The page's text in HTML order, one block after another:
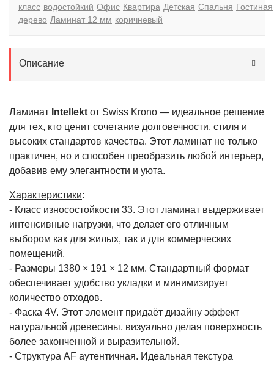
класс водостойкий Офис Квартира Детская Спальня Гостиная
дерево Ламинат 12 мм коричневый
Описание
Ламинат Intellekt от Swiss Krono — идеальное решение
для тех, кто ценит сочетание долговечности, стиля и
высоких стандартов качества. Этот ламинат не только
практичен, но и способен преобразить любой интерьер,
добавив ему элегантности и уюта.
Характеристики:
- Класс износостойкости 33. Этот ламинат выдерживает
интенсивные нагрузки, что делает его отличным
выбором как для жилых, так и для коммерческих
помещений.
- Размеры 1380 × 191 × 12 мм. Стандартный формат
обеспечивает удобство укладки и минимизирует
количество отходов.
- Фаска 4V. Этот элемент придаёт дизайну эффект
натуральной древесины, визуально делая поверхность
более законченной и выразительной.
- Структура AF аутентичная. Идеальная текстура